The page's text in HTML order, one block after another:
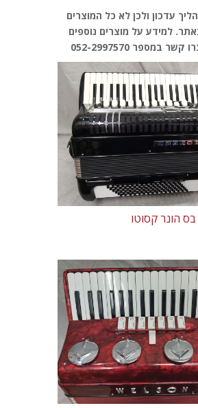
עדכון ולכן לא כל המוצרים
למידע על מוצרים נוספים
במספר 052-2997570